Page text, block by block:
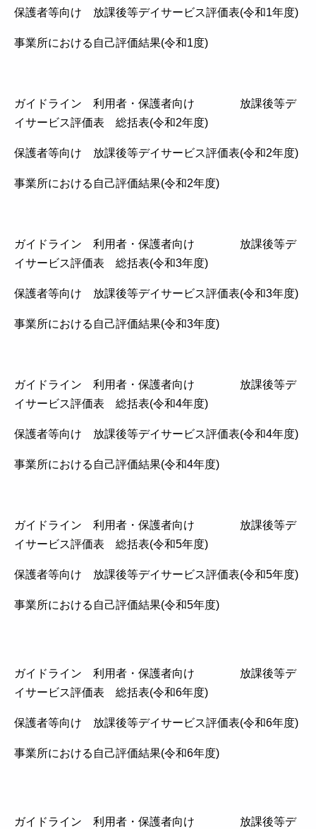
保護者等向け 放課後等デイサービス評価表(令和1年度)
事業所における自己評価結果(令和1度)
ガイドライン 利用者・保護者向け 放課後等デ
イサービス評価表 総括表(令和2年度)
保護者等向け 放課後等デイサービス評価表(令和2年度)
事業所における自己評価結果(令和2年度)
ガイドライン 利用者・保護者向け 放課後等デ
イサービス評価表 総括表(令和3年度)
保護者等向け 放課後等デイサービス評価表(令和3年度)
事業所における自己評価結果(令和3年度)
ガイドライン 利用者・保護者向け 放課後等デ
イサービス評価表 総括表(令和4年度)
保護者等向け 放課後等デイサービス評価表(令和4年度)
事業所における自己評価結果(令和4年度)
ガイドライン 利用者・保護者向け 放課後等デ
イサービス評価表 総括表(令和5年度)
保護者等向け 放課後等デイサービス評価表(令和5年度)
事業所における自己評価結果(令和5年度)
ガイドライン 利用者・保護者向け 放課後等デ
イサービス評価表 総括表(令和6年度)
保護者等向け 放課後等デイサービス評価表(令和6年度)
事業所における自己評価結果(令和6年度)
ガイドライン 利用者・保護者向け 放課後等デ